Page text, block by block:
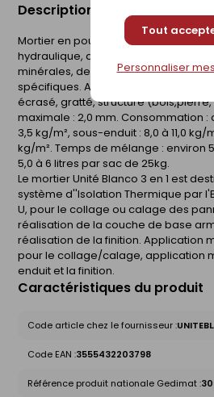
Tout
Personnaliser
Description du produit
Mortier en poudre à gâcher avec
hydraulique, de copolymère
minérales, de fibres, de pigments
spécifiques. Aspects de finition
écrasé, gratté, structuré
maximale : 2,0 mm. Consommation
3,5 kg/m², sous-enduit : 8,0 à 11,0 kg/
kg/m². Temps de mélange : environ
5,0 à 6 litres par sac de 25kg.
Le mortier Unité Blanco 3 en 1 est
système d''Isolation Thermique par
U, pour le collage ou calage des
réalisation de la couche de base
réalisation de la finition. Application
pour le collage/calage, application
enduit et la finition.
Caractéristiques du produit
Code article chez le fournisseur :
Code EAN :3555432203798
Référence produit nationale Gedimat :